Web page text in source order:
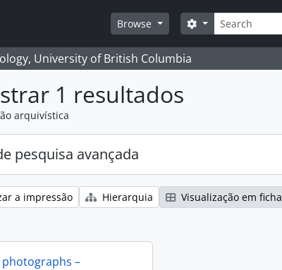
Browse
Pesquisar
Search options
University of British Columbia
1 resultados
arquivística
pesquisa avançada
a impressão Hierarquia Visualização em ficha
–